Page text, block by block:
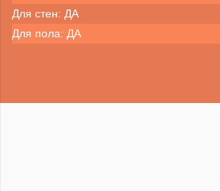
Для стен: ДА
Для пола: ДА